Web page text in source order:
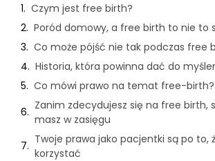
Czym jest free birth?
Poród domowy, a free birth to nie to
Co może pójść nie tak podczas free
Historia, która powinna dać do
Co mówi prawo na temat free-birth?
Zanim zdecydujesz się na free birth,
masz w zasięgu
Twoje prawa jako pacjentki są po to,
korzystać